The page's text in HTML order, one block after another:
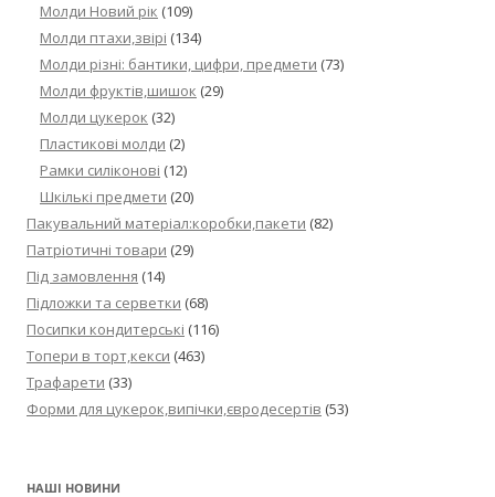
Молди Новий рік (109)
Молди птахи,звірі (134)
Молди різні: бантики, цифри, предмети (73)
Молди фруктів,шишок (29)
Молди цукерок (32)
Пластикові молди (2)
Рамки силіконові (12)
Шкількі предмети (20)
Пакувальний матеріал:коробки,пакети (82)
Патріотичні товари (29)
Під замовлення (14)
Підложки та серветки (68)
Посипки кондитерські (116)
Топери в торт,кекси (463)
Трафарети (33)
Форми для цукерок,випічки,євродесертів (53)
НАШІ НОВИНИ